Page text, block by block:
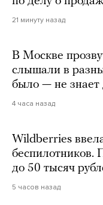
21 минуту назад
В Москве
слышали в
было — не
4 часа назад
Wildberries
беспилотников.
до 50 тысяч
5 часов назад